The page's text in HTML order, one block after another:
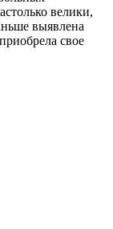
велики,
выявлена
свое